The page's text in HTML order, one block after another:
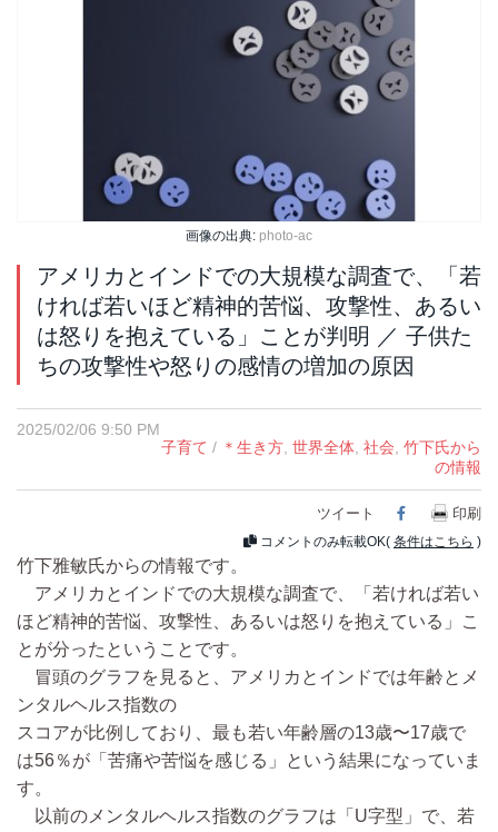
画像の出典: photo-ac
アメリカとインドでの大規模な調査で、「若
ければ若いほど精神的苦悩、攻撃性、あるい
は怒りを抱えている」ことが判明 ／ 子供た
ちの攻撃性や怒りの感情の増加の原因
2025/02/06 9:50 PM
子育て / ＊生き方, 世界全体, 社会, 竹下氏から
の情報
ツイート Facebook
印刷
コメントのみ転載OK( 条件はこちら )
竹下雅敏氏からの情報です。
アメリカとインドでの大規模な調査で、「若ければ若い
ほど精神的苦悩、攻撃性、あるいは怒りを抱えている」こ
とが分ったということです。
冒頭のグラフを見ると、アメリカとインドでは年齢とメ
ンタルヘルス指数の
スコアが比例しており、最も若い年齢層の13歳〜17歳で
は56％が「苦痛や苦悩を感じる」という結果になっていま
す。
以前のメンタルヘルス指数のグラフは「U字型」で、若